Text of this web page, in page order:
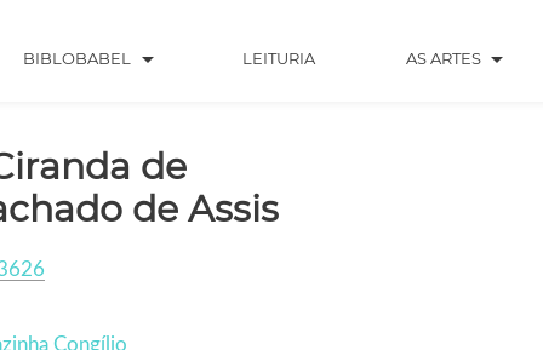
BIBLOBABEL arrow_drop_down LEITURIA AS ARTES arrow_drop_down
de
de Assis
Congílio